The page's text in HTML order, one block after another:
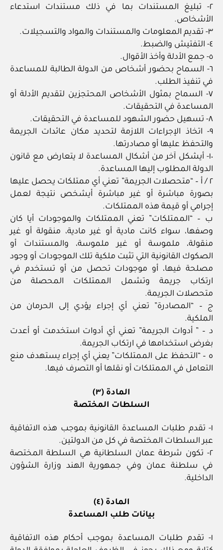
٢- تبليغ المستندات بما في ذلك مستندات استدعاء
الأشخاص.
٣- تقديم المعلومات والمستندات والمواد والتسجيلات.
٤- التفتيش والضبط.
٥- جمع الأدلة وأخذ الأقوال.
٦- السماح بحضور أشخاص من الدولة الطالبة للمساعدة
في تنفيذ الطلب.
٧- السماح بمثول الأشخاص المحتجزين لتقديم الأدلة أو
المساعدة في التحقيقات.
٨- تسهيل حضور الشهود للمساعدة في التحقيقات.
٩- اتخاذ الإجراءات اللازمة لتحديد مكان عائدات الجريمة
والتحفظ عليها أو مصادرتها.
١٠- أيشكل آخر من أشكال المساعدة لا يتعارض مع قانون
الدولة المطلوب إليها المساعدة.
٢ / أ – “متحصلات الجريمة” تعني أي ممتلكات يحصل عليها
بصورة مباشرة أو غير مباشرة أيشخص نتيجة لعمل
إجرامي أو قيمة هذه الممتلكات.
ب – “الممتلكات” تعني الممتلكات والموجودات أيا كان
وصفها، سواء كانت مادية أو غير مادية، منقولة أو غير
منقولة، ملموسة أو غير ملموسة، والمستندات أو
الصكوك القانونية التي تثبت ملكية تلك الموجودات أو وجود
مصلحة فيها، أو موجودات تحصل من أو تستخدم في
ارتكاب جريمة وتشمل الممتلكات المحصلة من
متحصلات الجريمة.
ج – “المصادرة” تعني أي إجراء يؤدي إلى الحرمان من
الملكية.
د – ” أدوات الجريمة” تعني أي أدوات استخدمت أو أعدت
بغرض استخدامها في ارتكاب الجريمة.
ه – “التحفظ على الممتلكات” يعني أي إجراء يستهدف منع
التعامل في الممتلكات أو نقلها أو التصرف فيها.
المادة (٣)
السلطات المختصة
١- تقدم طلبات المساعدة القانونية بموجب هذه الاتفاقية
عبر السلطات المختصة في كل من الدولتين.
٢- تكون شرطة عمان السلطانية هي السلطة المختصة
في سلطنة عمان وفي جمهورية الهند وزارة الشؤون
الداخلية.
المادة (٤)
بيانات طلب المساعدة
١- تقدم طلبات المساعدة بموجب أحكام هذه الاتفاقية